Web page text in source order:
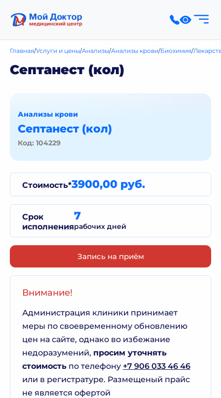
Главная Услуги и цены Анализы Анализы крови Биохимия
Септанест (кол)
Септанест (кол)
Код: 104229
Анализы крови
Стоимость*3900,00 руб.
Срок
исполнения
7
рабочих дней
Запись на приём
Внимание!
Администрация клиники принимает
меры по своевременному обновлению
цен на сайте, однако во избежание
недоразумений, просим уточнять
стоимость по телефону +7 906 033 46 46
или в регистратуре. Размещеный прайс
не является офертой